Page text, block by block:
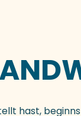
hast,